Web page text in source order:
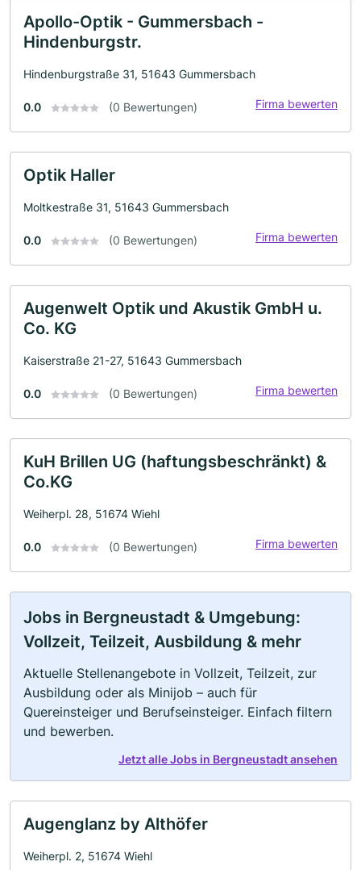
Apollo-Optik - Gummersbach -
Hindenburgstr.
Hindenburgstraße 31, 51643 Gummersbach
0.0 (0 Bewertungen) Firma bewerten
Optik Haller
Moltkestraße 31, 51643 Gummersbach
0.0 (0 Bewertungen) Firma bewerten
Augenwelt Optik und Akustik GmbH u.
Co. KG
Kaiserstraße 21-27, 51643 Gummersbach
0.0 (0 Bewertungen) Firma bewerten
KuH Brillen UG (haftungsbeschränkt) &
Co.KG
Weiherpl. 28, 51674 Wiehl
0.0 (0 Bewertungen) Firma bewerten
Jobs in Bergneustadt & Umgebung:
Vollzeit, Teilzeit, Ausbildung & mehr
Aktuelle Stellenangebote in Vollzeit, Teilzeit, zur
Ausbildung oder als Minijob – auch für
Quereinsteiger und Berufseinsteiger. Einfach filtern
und bewerben.
Jetzt alle Jobs in Bergneustadt ansehen
Augenglanz by Althöfer
Weiherpl. 2, 51674 Wiehl